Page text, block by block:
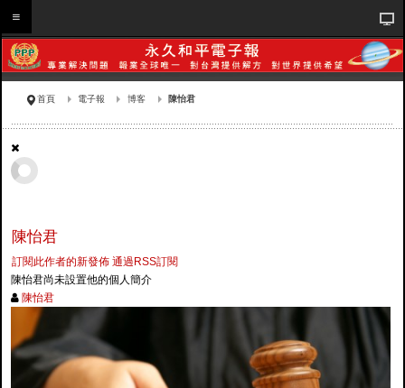
首頁 電子報 博客 陳怡君
陳怡君
訂閱此作者的新發佈 通過RSS訂閱
陳怡君尚未設置他的個人簡介
陳怡君